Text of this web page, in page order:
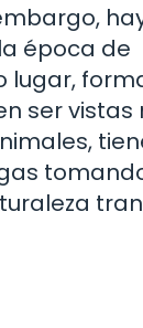
época de
lugar,
ser